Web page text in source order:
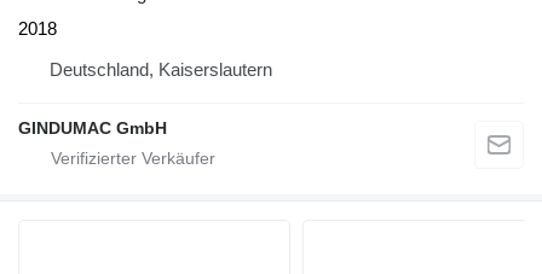
2018
Deutschland, Kaiserslautern
GINDUMAC GmbH